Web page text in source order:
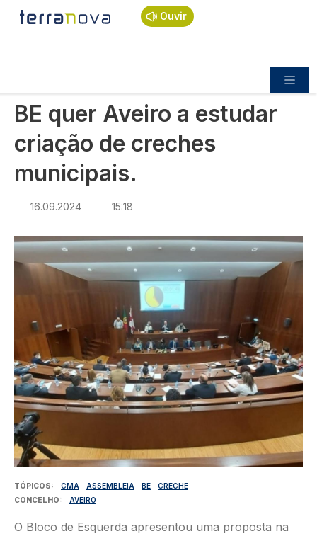
Passar para o conteúdo principal
Ouvir
Navegação estrutural
Início
Sociedade
BE quer Aveiro a estudar criação de creches
BE quer Aveiro a estudar
criação de creches
municipais.
16.09.2024 15:18
Imagem
TÓPICOS CMA ASSEMBLEIA BE
CRECHE
CONCELHO
AVEIRO
O Bloco de Esquerda apresentou uma proposta na